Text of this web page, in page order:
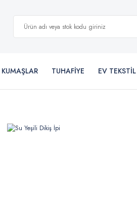
KUMAŞLAR TUHAFİYE EV TEKSTİL